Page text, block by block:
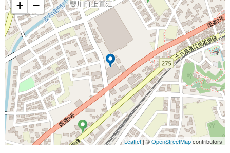
+ −
Leaflet | ©OpenStreetMapcontributors